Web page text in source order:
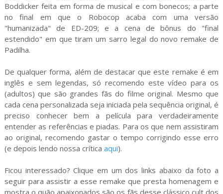
Boddicker feita em forma de musical e com bonecos; a parte
no final em que o Robocop acaba com uma versão
"humanizada" de ED-209; e a cena de bônus do "final
estendido" em que tiram um sarro legal do novo remake de
Padilha.
De qualquer forma, além de destacar que este remake é em
inglês e sem legendas, só recomendo este vídeo para os
(adultos) que são grandes fãs do filme original. Mesmo que
cada cena personalizada seja iniciada pela sequência original, é
preciso conhecer bem a película para verdadeiramente
entender as referências e piadas. Para os que nem assistiram
ao original, recomendo gastar o tempo corrigindo esse erro
(e depois lendo nossa crítica aqui).
Ficou interessado? Clique em um dos links abaixo da foto a
seguir para assistir a esse remake que presta homenagem e
mostra o quão apaixonados são os fãs desse clássico cult dos